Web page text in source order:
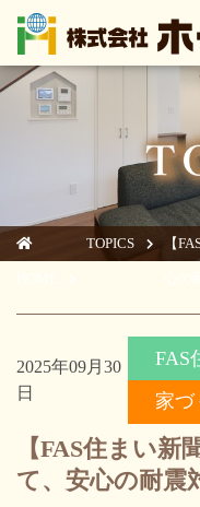
TOPICS 【
2025年09月30
日
FAS
家づ
【FAS住まい新
て、安心の耐震